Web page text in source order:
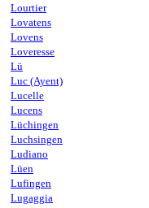
Lourtier
Lovatens
Lovens
Loveresse
Lü
Luc (Ayent)
Lucelle
Lucens
Lüchingen
Luchsingen
Ludiano
Lüen
Lufingen
Lugaggia